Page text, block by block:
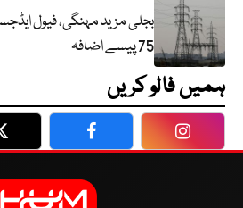
بجلی مزید مہنگی، فیول
75 پیسے اضافہ
ہمیں فالو کریں
Twitter Facebook